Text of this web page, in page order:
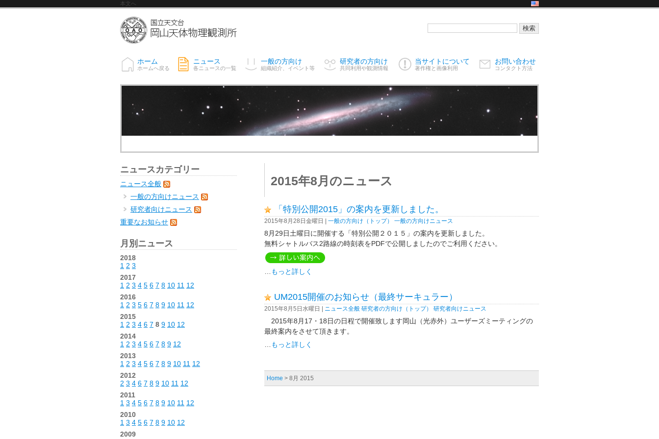
本文へ
ホーム
ホームへ戻る
ニュース
各ニュースの一覧
一般の方向け
組織紹介、イベント等
研究者の方向け
共同利用や観測情報
当サイトについて
著作権と画像利用
お問い合わせ
コンタクト方法
2015年8月のニュース
「特別公開2015」の案内を更新しました。
2015年8月28日金曜日 | 一般の方向け（トップ） 一般の方向けニュース
8月29日土曜日に開催する「特別公開２０１５」の案内を更新しました。
無料シャトルバス2路線の時刻表をPDFで公開しましたのでご利用ください。
もっと詳しく
UM2015開催のお知らせ（最終サーキュラー）
2015年8月5日水曜日 | ニュース全般 研究者の方向け（トップ） 研究者向けニュース
2015年8月17・18日の日程で開催致します岡山（光赤外）ユーザーズミーティングの
最終案内をさせて頂きます。
もっと詳しく
Home > 8月 2015
ニュースカテゴリー
ニュース全般
一般の方向けニュース
研究者向けニュース
重要なお知らせ
月別ニュース
2018
1 2 3
2017
1 2 3 4 5 6 7 8 10 11 12
2016
1 2 3 5 6 7 8 9 10 11 12
2015
1 2 3 4 6 7 8 9 10 12
2014
1 2 3 4 5 6 7 8 9 12
2013
1 2 3 4 5 6 7 8 9 10 11 12
2012
2 3 4 6 7 8 9 10 11 12
2011
1 3 4 5 6 7 8 9 10 11 12
2010
1 3 4 5 6 7 8 9 10 12
2009